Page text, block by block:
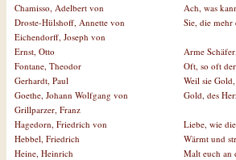
Chamisso, Adelbert von
Droste-Hülshoff, Annette von
Eichendorff, Joseph von
Ernst, Otto
Fontane, Theodor
Gerhardt, Paul
Goethe, Johann Wolfgang von
Grillparzer, Franz
Hagedorn, Friedrich von
Hebbel, Friedrich
Heine, Heinrich
Ach, was
Sie, die mehr
Arme
Oft, so oft
Weil sie
Gold, des
Liebe, wie
Wärmt und
Malt euch an